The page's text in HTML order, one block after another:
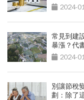
2024-
常見到建
暴漲？代
2024-
別讓節稅
劃：除了